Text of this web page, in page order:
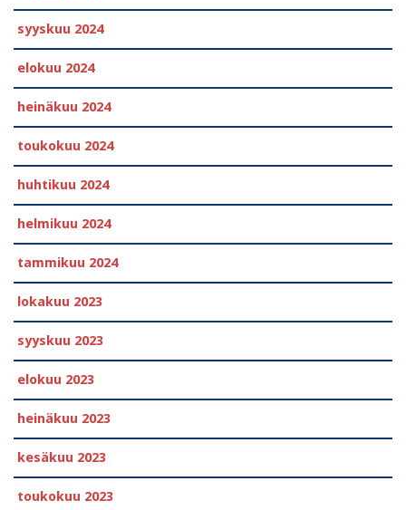
syyskuu 2024
elokuu 2024
heinäkuu 2024
toukokuu 2024
huhtikuu 2024
helmikuu 2024
tammikuu 2024
lokakuu 2023
syyskuu 2023
elokuu 2023
heinäkuu 2023
kesäkuu 2023
toukokuu 2023